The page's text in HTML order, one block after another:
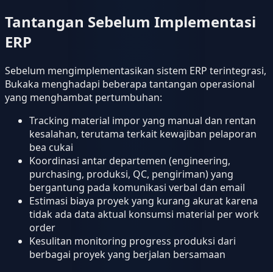
Tantangan Sebelum Implementasi
ERP
Sebelum mengimplementasikan sistem ERP terintegrasi,
Bukaka menghadapi beberapa tantangan operasional
yang menghambat pertumbuhan:
Tracking material impor yang manual dan rentan
kesalahan, terutama terkait kewajiban pelaporan
bea cukai
Koordinasi antar departemen (engineering,
purchasing, produksi, QC, pengiriman) yang
bergantung pada komunikasi verbal dan email
Estimasi biaya proyek yang kurang akurat karena
tidak ada data aktual konsumsi material per work
order
Kesulitan monitoring progress produksi dari
berbagai proyek yang berjalan bersamaan